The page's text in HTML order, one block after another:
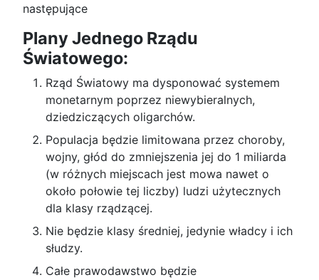
następujące
Plany Jednego Rządu
Światowego:
Rząd Światowy ma dysponować systemem
monetarnym poprzez niewybieralnych,
dziedziczących oligarchów.
Populacja będzie limitowana przez choroby,
wojny, głód do zmniejszenia jej do 1 miliarda
(w różnych miejscach jest mowa nawet o
około połowie tej liczby) ludzi użytecznych
dla klasy rządzącej.
Nie będzie klasy średniej, jedynie władcy i ich
słudzy.
Całe prawodawstwo będzie